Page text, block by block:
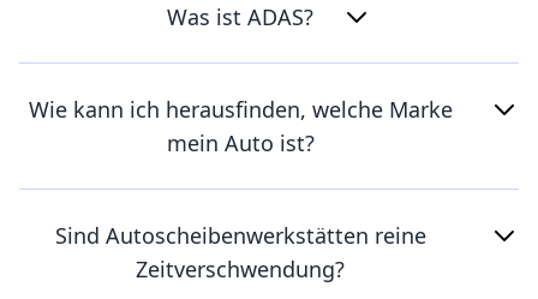
Was ist ADAS?
Wie kann ich herausfinden, welche Marke
mein Auto ist?
Sind Autoscheibenwerkstätten reine
Zeitverschwendung?